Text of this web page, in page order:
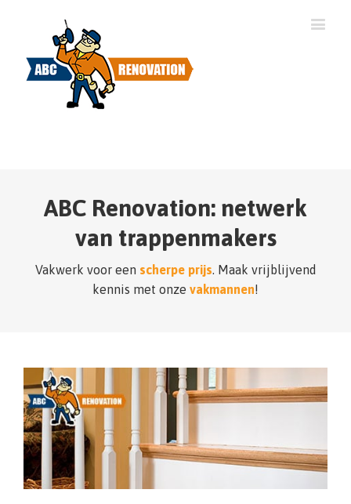
ABC Renovation: netwerk
van trappenmakers
Vakwerk voor een scherpe prijs. Maak vrijblijvend
kennis met onze vakmannen!